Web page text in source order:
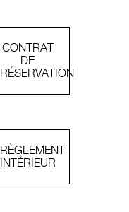
CONTRAT
DE
RÉSERVATION
RÈGLEMENT
INTÉRIEUR